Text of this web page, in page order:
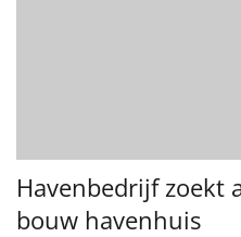
Havenbedrijf zoekt
bouw havenhuis